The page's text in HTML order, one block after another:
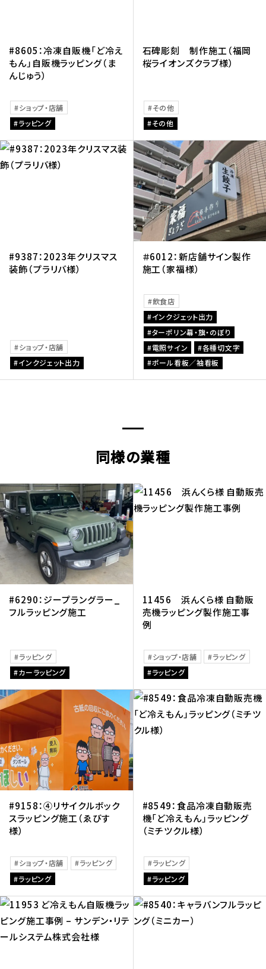
#8605：冷凍自販機「ど冷え
もん」自販機ラッピング（ま
んじゅう）
ショップ・店舗
ラッピング
石碑彫刻 制作施工（福岡
桜ライオンズクラブ様）
その他
その他
#9387：2023年クリスマス
装飾（プラリバ様）
ショップ・店舗
インクジェット出力
＃6012：新店舗サイン製作
施工（家福様）
飲食店
インクジェット出力
ターポリン幕・旗・のぼり
電照サイン
各種切文字
ポール看板／袖看板
同様の業種
#6290：ジープラングラー_
フルラッピング施工
ラッピング
カーラッピング
11456 浜んくら様 自動販
売機ラッピング製作施工事
例
ショップ・店舗
ラッピング
ラッピング
#9158：④リサイクルボック
スラッピング施工（ゑびす
様）
ショップ・店舗
ラッピング
ラッピング
#8549：食品冷凍自動販売
機「ど冷えもん」ラッピング
（ミチツクル様）
ラッピング
ラッピング